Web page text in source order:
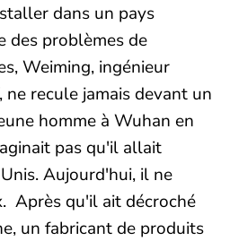
dans un pays
des problèmes de
Weiming, ingénieur
ne recule jamais devant un
homme à Wuhan en
pas qu'il allait
Aujourd'hui, il ne
Après qu'il ait décroché
un fabricant de produits